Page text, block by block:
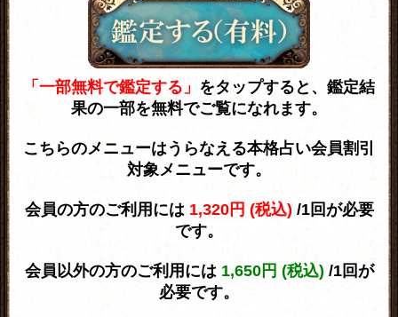
「一部無料で鑑定する」 をタップすると、鑑定結
果の一部を無料でご覧になれます。
こちらのメニューはうらなえる本格占い会員割引
対象メニューです。
会員の方のご利用には 1,320円 (税込) /1回が必要
です。
会員以外の方のご利用には1,650円 (税込) /1回が
必要です。